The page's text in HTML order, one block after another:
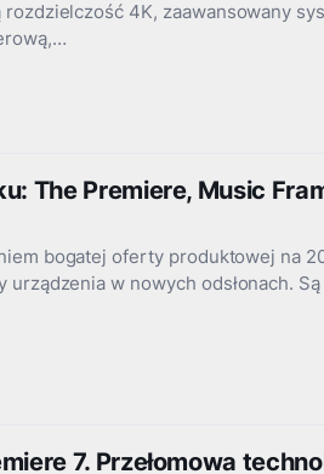
4K, zaawansowany
The Premiere, Music
bogatej oferty produktowej na
w nowych odsłonach.
7. Przełomowa